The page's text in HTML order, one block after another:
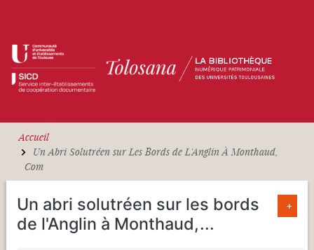
Accueil
Un Abri Solutréen sur Les Bords de L'Anglin À Monthaud,
Com
Un abri solutréen sur les bords
de l'Anglin à Monthaud,...
+